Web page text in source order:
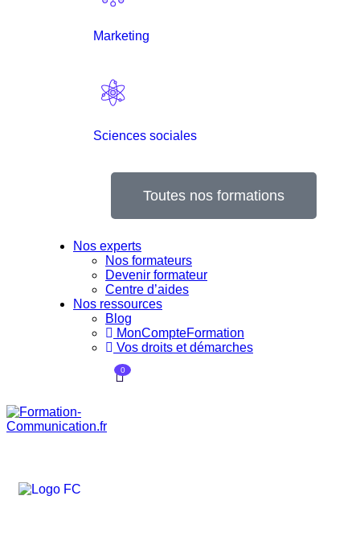
Marketing
Sciences sociales
Toutes nos formations
Nos experts
Nos formateurs
Devenir formateur
Centre d’aides
Nos ressources
Blog
MonCompteFormation
Vos droits et démarches
0